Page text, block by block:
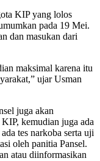
KIP yang lolos
pada 19 Mei.
dan masukan dari
maksimal karena itu
ujar Usman
juga akan
kemudian juga ada
tes narkoba serta uji
oleh panitia Pansel.
atau diinformasikan